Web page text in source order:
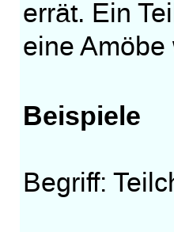
errät. Ein
eine
Beispiele
Begriff: